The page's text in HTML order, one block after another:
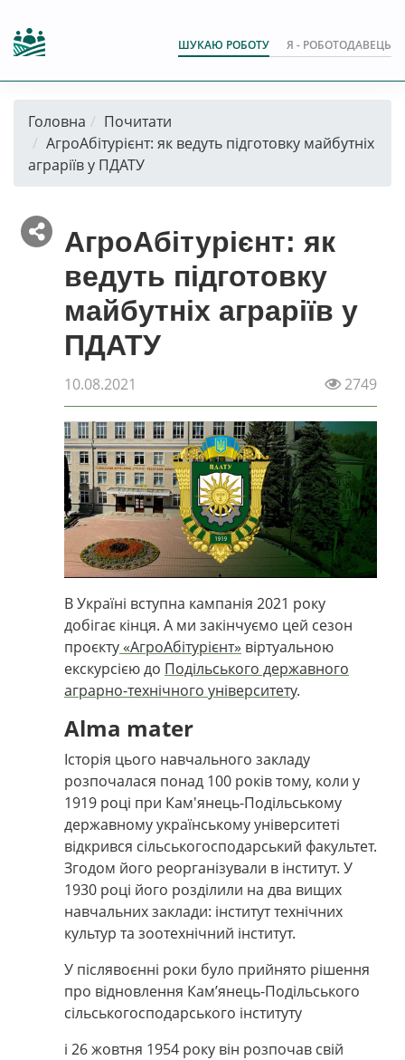
ШУКАЮ РОБОТУ Я - РОБОТОДАВЕЦЬ
Головна
Почитати
АгроАбітурієнт: як ведуть підготовку майбутніх
аграріїв у ПДАТУ
АгроАбітурієнт: як
ведуть підготовку
майбутніх аграріїв у
ПДАТУ
10.08.2021 2749
В Україні вступна кампанія 2021 року
добігає кінця. А ми закінчуємо цей сезон
проєкту «АгроАбітурієнт» віртуальною
екскурсією до Подільського державного
аграрно-технічного університету.
Alma mater
Історія цього навчального закладу
розпочалася понад 100 років тому, коли у
1919 році при Кам'янець-Подільському
державному українському університеті
відкрився сільськогосподарський факультет.
Згодом його реорганізували в інститут. У
1930 році його розділили на два вищих
навчальних заклади: інститут технічних
культур та зоотехнічний інститут.
У післявоєнні роки було прийнято рішення
про відновлення Кам’янець-Подільського
сільськогосподарського інституту
і 26 жовтня 1954 року він розпочав свій